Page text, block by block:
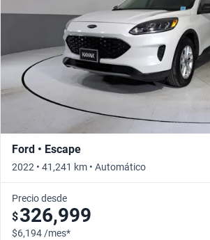
Ford • Escape
2022 • 41,241 km • Automático
Precio desde
$326,999
$6,194 /mes*